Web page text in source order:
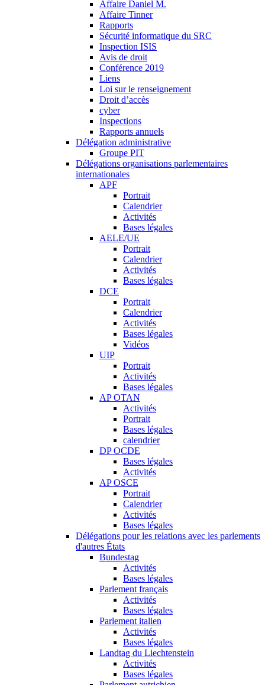
Affaire Daniel M.
Affaire Tinner
Rapports
Sécurité informatique du SRC
Inspection ISIS
Avis de droit
Conférence 2019
Liens
Loi sur le renseignement
Droit d’accès
cyber
Inspections
Rapports annuels
Délégation administrative
Groupe PIT
Délégations organisations parlementaires
internationales
APF
Portrait
Calendrier
Activités
Bases légales
AELE/UE
Portrait
Calendrier
Activités
Bases légales
DCE
Portrait
Calendrier
Activités
Bases légales
Vidéos
UIP
Portrait
Activités
Bases légales
AP OTAN
Activités
Portrait
Bases légales
calendrier
DP OCDE
Bases légales
Activités
AP OSCE
Portrait
Calendrier
Activités
Bases légales
Délégations pour les relations avec les parlements
d'autres États
Bundestag
Activités
Bases légales
Parlement français
Activités
Bases légales
Parlement italien
Activités
Bases légales
Landtag du Liechtenstein
Activités
Bases légales